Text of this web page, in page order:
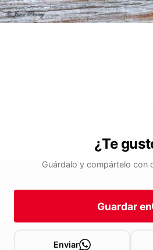
¿Te
Guárdalo y compártelo con
Guardar en
Enviar